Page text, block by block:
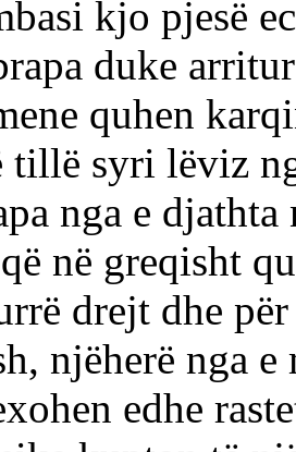
kjo pjesë
duke
quhen
tillë syri lëviz
nga e
në greqisht
drejt dhe
njëherë nga
edhe